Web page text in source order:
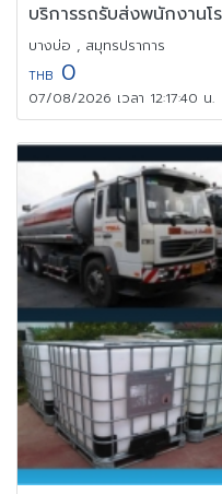
บางบ่อ , สมุทรปราการ
THB 0
07/08/2026 เวลา 12:17:40 น.